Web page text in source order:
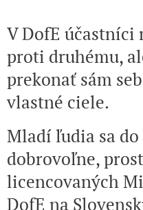
V DofE účastníci
proti druhému,
prekonať sám
vlastné ciele.
Mladí ľudia sa
dobrovoľne,
licencovaných
DofE na